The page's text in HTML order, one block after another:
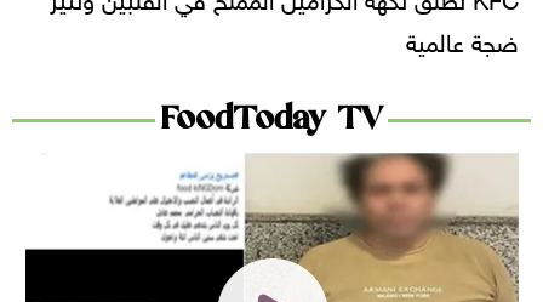
ضجة عالمية
FoodToday TV